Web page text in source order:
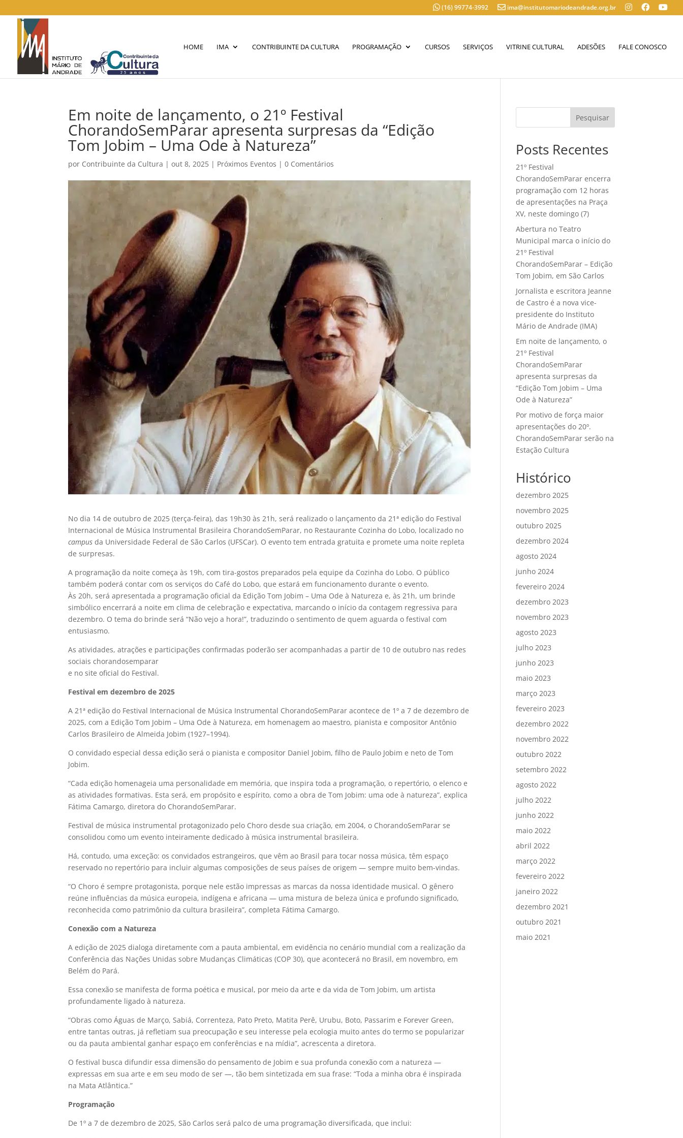
(16) 99774-3992 ima@institutomariodeandrade.org.br
HOME IMA CONTRIBUINTE DA CULTURA PROGRAMAÇÃO CURSOS SERVIÇOS VITRINE CULTURAL ADESÕES FALE CONOSCO
Em noite de lançamento, o 21º Festival
ChorandoSemParar apresenta surpresas da “Edição
Tom Jobim – Uma Ode à Natureza”
por Contribuinte da Cultura |out 8, 2025 | Próximos Eventos |0 Comentários
No dia 14 de outubro de 2025 (terça-feira), das 19h30 às 21h, será realizado o lançamento da 21ª edição do Festival
Internacional de Música Instrumental Brasileira ChorandoSemParar, no Restaurante Cozinha do Lobo, localizado no
campus da Universidade Federal de São Carlos (UFSCar). O evento tem entrada gratuita e promete uma noite repleta
de surpresas.
A programação da noite começa às 19h, com tira-gostos preparados pela equipe da Cozinha do Lobo. O público
também poderá contar com os serviços do Café do Lobo, que estará em funcionamento durante o evento.
Às 20h, será apresentada a programação oficial da Edição Tom Jobim – Uma Ode à Natureza e, às 21h, um brinde
simbólico encerrará a noite em clima de celebração e expectativa, marcando o início da contagem regressiva para
dezembro. O tema do brinde será “Não vejo a hora!”, traduzindo o sentimento de quem aguarda o festival com
entusiasmo.
As atividades, atrações e participações confirmadas poderão ser acompanhadas a partir de 10 de outubro nas redes
sociais chorandosemparar
e no site oficial do Festival.
Festival em dezembro de 2025
A 21ª edição do Festival Internacional de Música Instrumental ChorandoSemParar acontece de 1º a 7 de dezembro de
2025, com a Edição Tom Jobim – Uma Ode à Natureza, em homenagem ao maestro, pianista e compositor Antônio
Carlos Brasileiro de Almeida Jobim (1927–1994).
O convidado especial dessa edição será o pianista e compositor Daniel Jobim, filho de Paulo Jobim e neto de Tom
Jobim.
“Cada edição homenageia uma personalidade em memória, que inspira toda a programação, o repertório, o elenco e
as atividades formativas. Esta será, em propósito e espírito, como a obra de Tom Jobim: uma ode à natureza”, explica
Fátima Camargo, diretora do ChorandoSemParar.
Festival de música instrumental protagonizado pelo Choro desde sua criação, em 2004, o ChorandoSemParar se
consolidou como um evento inteiramente dedicado à música instrumental brasileira.
Há, contudo, uma exceção: os convidados estrangeiros, que vêm ao Brasil para tocar nossa música, têm espaço
reservado no repertório para incluir algumas composições de seus países de origem — sempre muito bem-vindas.
“O Choro é sempre protagonista, porque nele estão impressas as marcas da nossa identidade musical. O gênero
reúne influências da música europeia, indígena e africana — uma mistura de beleza única e profundo significado,
reconhecida como patrimônio da cultura brasileira”, completa Fátima Camargo.
Conexão com a Natureza
A edição de 2025 dialoga diretamente com a pauta ambiental, em evidência no cenário mundial com a realização da
Conferência das Nações Unidas sobre Mudanças Climáticas (COP 30), que acontecerá no Brasil, em novembro, em
Belém do Pará.
Essa conexão se manifesta de forma poética e musical, por meio da arte e da vida de Tom Jobim, um artista
profundamente ligado à natureza.
“Obras como Águas de Março, Sabiá, Correnteza, Pato Preto, Matita Perê, Urubu, Boto, Passarim e Forever Green,
entre tantas outras, já refletiam sua preocupação e seu interesse pela ecologia muito antes do termo se popularizar
ou da pauta ambiental ganhar espaço em conferências e na mídia”, acrescenta a diretora.
O festival busca difundir essa dimensão do pensamento de Jobim e sua profunda conexão com a natureza —
expressas em sua arte e em seu modo de ser —, tão bem sintetizada em sua frase: “Toda a minha obra é inspirada
na Mata Atlântica.”
Programação
De 1º a 7 de dezembro de 2025, São Carlos será palco de uma programação diversificada, que inclui:
Posts Recentes
21º Festival
ChorandoSemParar encerra
programação com 12 horas
de apresentações na Praça
XV, neste domingo (7)
Abertura no Teatro
Municipal marca o início do
21º Festival
ChorandoSemParar – Edição
Tom Jobim, em São Carlos
Jornalista e escritora Jeanne
de Castro é a nova vice-
presidente do Instituto
Mário de Andrade (IMA)
Em noite de lançamento, o
21º Festival
ChorandoSemParar
apresenta surpresas da
“Edição Tom Jobim – Uma
Ode à Natureza”
Por motivo de força maior
apresentações do 20º.
ChorandoSemParar serão na
Estação Cultura
Histórico
dezembro 2025
novembro 2025
outubro 2025
dezembro 2024
agosto 2024
junho 2024
fevereiro 2024
dezembro 2023
novembro 2023
agosto 2023
julho 2023
junho 2023
maio 2023
março 2023
fevereiro 2023
dezembro 2022
novembro 2022
outubro 2022
setembro 2022
agosto 2022
julho 2022
junho 2022
maio 2022
abril 2022
março 2022
fevereiro 2022
janeiro 2022
dezembro 2021
outubro 2021
maio 2021